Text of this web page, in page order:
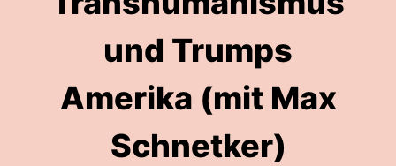
und Trumps
Amerika (mit Max
Schnetker)